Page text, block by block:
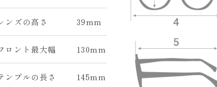
ンズの高さ 39mm
ロント最大幅 130mm
ンプルの長さ 145mm